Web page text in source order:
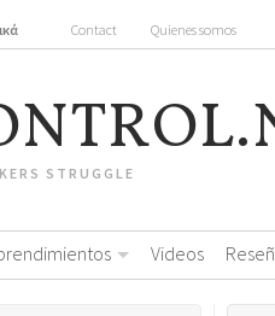
Contact Quienes somos
STRUGGLE
Videos